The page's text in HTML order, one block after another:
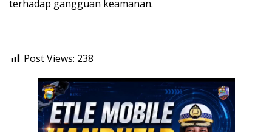
terhadap gangguan keamanan.
Post Views: 238